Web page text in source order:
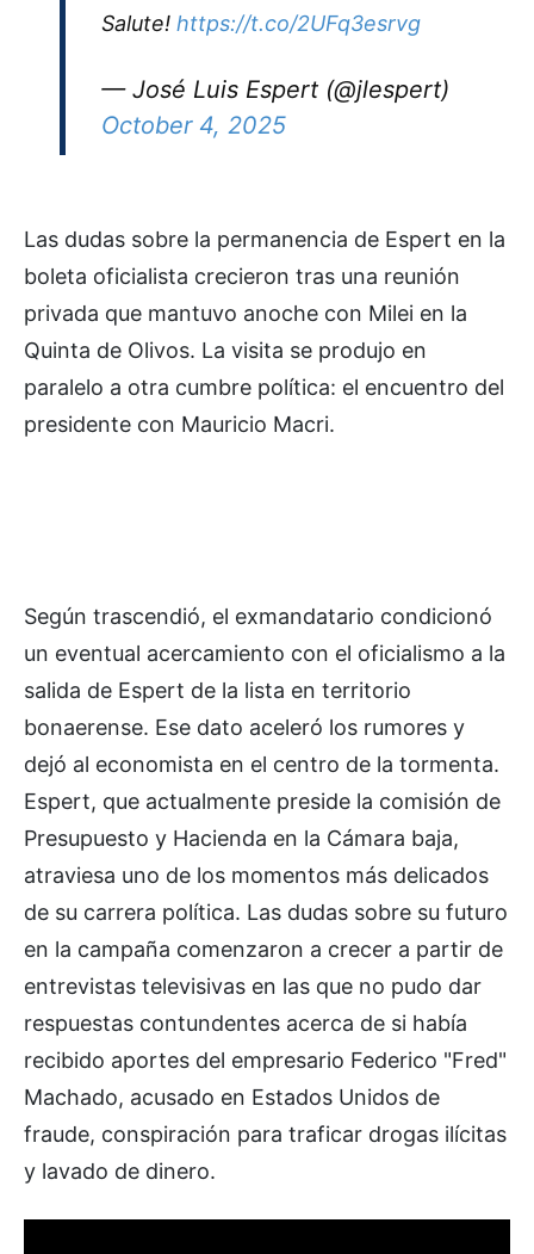
Salute! https://t.co/2UFq3esrvg
— José Luis Espert (@jlespert)
October 4, 2025
Las dudas sobre la permanencia de Espert en la
boleta oficialista crecieron tras una reunión
privada que mantuvo anoche con Milei en la
Quinta de Olivos. La visita se produjo en
paralelo a otra cumbre política: el encuentro del
presidente con Mauricio Macri.
Según trascendió, el exmandatario condicionó
un eventual acercamiento con el oficialismo a la
salida de Espert de la lista en territorio
bonaerense. Ese dato aceleró los rumores y
dejó al economista en el centro de la tormenta.
Espert, que actualmente preside la comisión de
Presupuesto y Hacienda en la Cámara baja,
atraviesa uno de los momentos más delicados
de su carrera política. Las dudas sobre su futuro
en la campaña comenzaron a crecer a partir de
entrevistas televisivas en las que no pudo dar
respuestas contundentes acerca de si había
recibido aportes del empresario Federico "Fred"
Machado, acusado en Estados Unidos de
fraude, conspiración para traficar drogas ilícitas
y lavado de dinero.